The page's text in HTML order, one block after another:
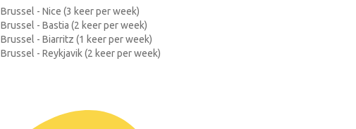
Brussel - Nice (3 keer per week)
Brussel - Bastia (2 keer per week)
Brussel - Biarritz (1 keer per week)
Brussel - Reykjavik (2 keer per week)